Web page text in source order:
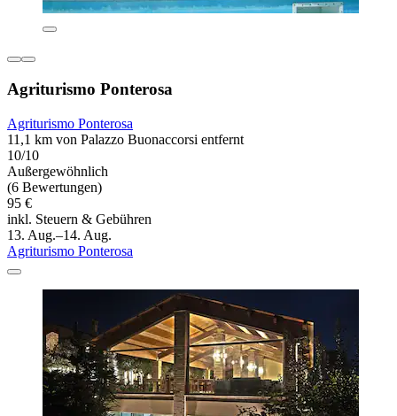
Agriturismo Ponterosa
Agriturismo Ponterosa
11,1 km von Palazzo Buonaccorsi entfernt
10/10
Außergewöhnlich
(6 Bewertungen)
95 €
inkl. Steuern & Gebühren
13. Aug.–14. Aug.
Agriturismo Ponterosa